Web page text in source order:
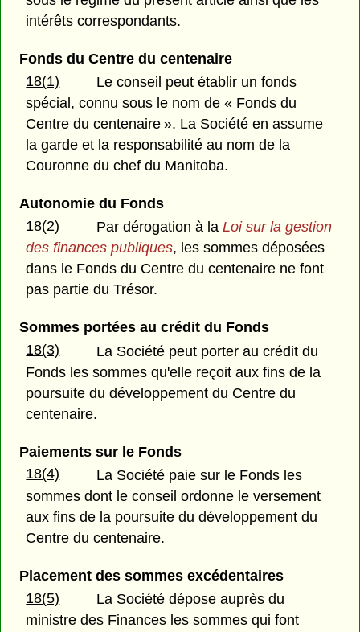
intérêts correspondants.
Fonds du Centre du centenaire
18(1)
Le conseil peut établir un fonds
spécial, connu sous le nom de « Fonds du
Centre du centenaire ». La Société en assume
la garde et la responsabilité au nom de la
Couronne du chef du Manitoba.
Autonomie du Fonds
18(2)
Par dérogation à laLoi sur la gestion
des finances publiques, les sommes déposées
dans le Fonds du Centre du centenaire ne font
pas partie du Trésor.
Sommes portées au crédit du Fonds
18(3)
La Société peut porter au crédit du
Fonds les sommes qu'elle reçoit aux fins de la
poursuite du développement du Centre du
centenaire.
Paiements sur le Fonds
18(4)
La Société paie sur le Fonds les
sommes dont le conseil ordonne le versement
aux fins de la poursuite du développement du
Centre du centenaire.
Placement des sommes excédentaires
18(5)
La Société dépose auprès du
ministre des Finances les sommes qui font